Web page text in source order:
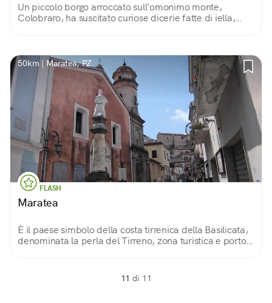
Un piccolo borgo arroccato sull'omonimo monte,
Colobraro, ha suscitato curiose dicerie fatte di iella,
50km | Maratea, PZ
FLASH
Maratea
È il paese simbolo della costa tirrenica della Basilicata,
denominata la perla del Tirreno, zona turistica e porto;
11 di 11